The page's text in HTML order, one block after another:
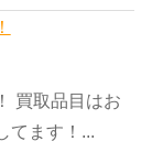
買取品目はお
てます！...